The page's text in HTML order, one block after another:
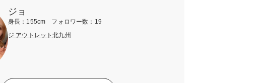
ジョ
身長：155cm フォロワー数：19
ジ アウトレット北九州